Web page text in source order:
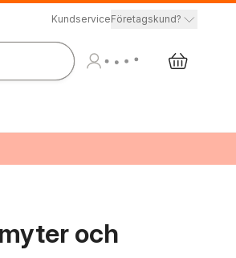
KundserviceFöretagskund?
och